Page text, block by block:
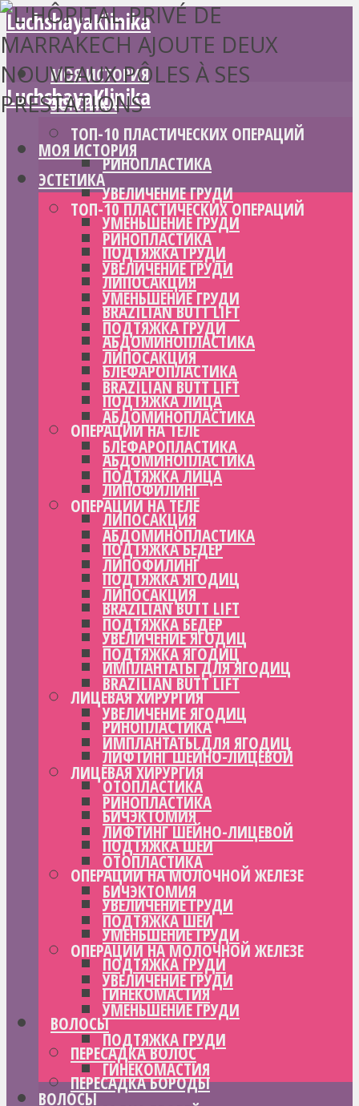
LuchshayaKlinika
МОЯ ИСТОРИЯ
ЭСТЕТИКА
ТОП-10 ПЛАСТИЧЕСКИХ ОПЕРАЦИЙ
РИНОПЛАСТИКА
УВЕЛИЧЕНИЕ ГРУДИ
УМЕНЬШЕНИЕ ГРУДИ
ПОДТЯЖКА ГРУДИ
ЛИПОСАКЦИЯ
BRAZILIAN BUTT LIFT
АБДОМИНОПЛАСТИКА
БЛЕФАРОПЛАСТИКА
ПОДТЯЖКА ЛИЦА
ОПЕРАЦИИ НА ТЕЛЕ
АБДОМИНОПЛАСТИКА
ЛИПОФИЛИНГ
ЛИПОСАКЦИЯ
ПОДТЯЖКА БЕДЕР
ПОДТЯЖКА ЯГОДИЦ
BRAZILIAN BUTT LIFT
УВЕЛИЧЕНИЕ ЯГОДИЦ
ИМПЛАНТАТЫ ДЛЯ ЯГОДИЦ
ЛИЦЕВАЯ ХИРУРГИЯ
РИНОПЛАСТИКА
ЛИФТИНГ ШЕЙНО-ЛИЦЕВОЙ
ОТОПЛАСТИКА
БИЧЭКТОМИЯ
ПОДТЯЖКА ШЕИ
ОПЕРАЦИИ НА МОЛОЧНОЙ ЖЕЛЕЗЕ
УВЕЛИЧЕНИЕ ГРУДИ
УМЕНЬШЕНИЕ ГРУДИ
ПОДТЯЖКА ГРУДИ
ГИНЕКОМАСТИЯ
ВОЛОСЫ
ПЕРЕСАДКА ВОЛОС
ПЕРЕСАДКА БОРОДЫ
LuchshayaKlinika
МОЯ ИСТОРИЯ
ЭСТЕТИКА
ТОП-10 ПЛАСТИЧЕСКИХ ОПЕРАЦИЙ
РИНОПЛАСТИКА
УВЕЛИЧЕНИЕ ГРУДИ
УМЕНЬШЕНИЕ ГРУДИ
ПОДТЯЖКА ГРУДИ
ЛИПОСАКЦИЯ
BRAZILIAN BUTT LIFT
АБДОМИНОПЛАСТИКА
БЛЕФАРОПЛАСТИКА
ПОДТЯЖКА ЛИЦА
ОПЕРАЦИИ НА ТЕЛЕ
АБДОМИНОПЛАСТИКА
ЛИПОФИЛИНГ
ЛИПОСАКЦИЯ
ПОДТЯЖКА БЕДЕР
ПОДТЯЖКА ЯГОДИЦ
BRAZILIAN BUTT LIFT
УВЕЛИЧЕНИЕ ЯГОДИЦ
ИМПЛАНТАТЫ ДЛЯ ЯГОДИЦ
ЛИЦЕВАЯ ХИРУРГИЯ
РИНОПЛАСТИКА
ЛИФТИНГ ШЕЙНО-ЛИЦЕВОЙ
ОТОПЛАСТИКА
БИЧЭКТОМИЯ
ПОДТЯЖКА ШЕИ
ОПЕРАЦИИ НА МОЛОЧНОЙ ЖЕЛЕЗЕ
УВЕЛИЧЕНИЕ ГРУДИ
УМЕНЬШЕНИЕ ГРУДИ
ПОДТЯЖКА ГРУДИ
ГИНЕКОМАСТИЯ
ВОЛОСЫ